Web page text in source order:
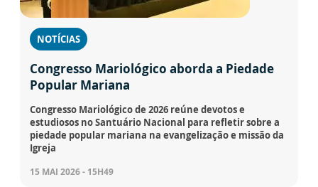
NOTÍCIAS
Congresso Mariológico aborda a Piedade
Popular Mariana
Congresso Mariológico de 2026 reúne devotos e
estudiosos no Santuário Nacional para refletir sobre a
piedade popular mariana na evangelização e missão da
Igreja
15 MAI 2026 - 15H49